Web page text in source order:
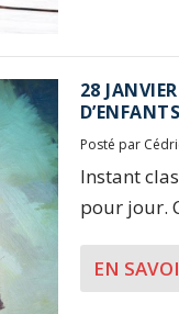
28
D’ENFANTS
Posté par
Instant
pour jour.
EN